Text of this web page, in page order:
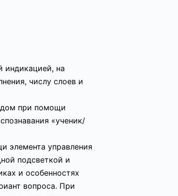
индикацией, на
числу слоев и
при помощи
«ученик/
элемента управления
подсветкой и
и особенностях
вопроса. При